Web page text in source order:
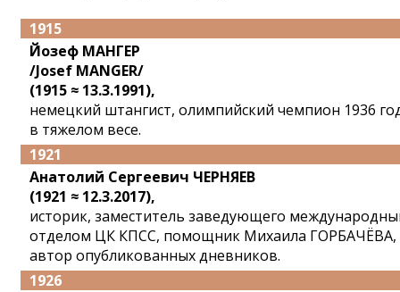
1915
Йозеф МАНГЕР
/Josef MANGER/
(1915 ≈ 13.3.1991),
немецкий штангист, олимпийский чемпион 1936
в тяжелом весе.
1921
Анатолий Сергеевич ЧЕРНЯЕВ
(1921 ≈ 12.3.2017),
историк, заместитель заведующего
отделом ЦК КПСС, помощник Михаила ГОРБАЧЁВА,
автор опубликованных дневников.
1926